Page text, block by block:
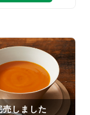
売しました